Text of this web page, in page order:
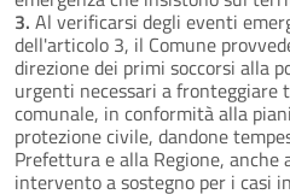
3. Al verificarsi degli eventi
dell'articolo 3, il Comune
direzione dei primi soccorsi alla
urgenti necessari a fronteggiare
comunale, in conformità alla
protezione civile, dandone
Prefettura e alla Regione,
intervento a sostegno per i casi